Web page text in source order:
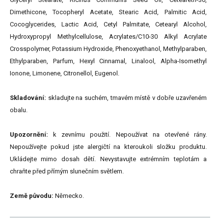
Dimethicone, Tocopheryl Acetate, Stearic Acid, Palmitic Acid,
Cocoglycerides, Lactic Acid, Cetyl Palmitate, Cetearyl Alcohol,
Hydroxypropyl Methylcellulose, Acrylates/C10-30 Alkyl Acrylate
Crosspolymer, Potassium Hydroxide, Phenoxyethanol, Methylparaben,
Ethylparaben, Parfum, Hexyl Cinnamal, Linalool, Alpha-Isomethyl
Ionone, Limonene, Citronellol, Eugenol.
Skladování: skladujte na suchém, tmavém místě v dobře uzavřeném
obalu.
Upozornění: k zevnímu použití. Nepoužívat na otevřené rány.
Nepoužívejte pokud jste alergičtí na kteroukoli složku produktu.
Ukládejte mimo dosah dětí. Nevystavujte extrémním teplotám a
chraňte před přímým slunečním světlem.
Země původu: Německo.